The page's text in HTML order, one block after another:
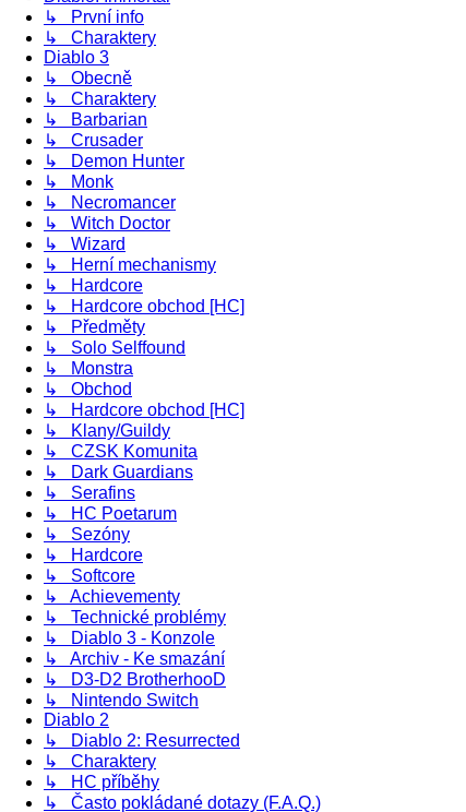
↳ První info
↳ Charaktery
Diablo 3
↳ Obecně
↳ Charaktery
↳ Barbarian
↳ Crusader
↳ Demon Hunter
↳ Monk
↳ Necromancer
↳ Witch Doctor
↳ Wizard
↳ Herní mechanismy
↳ Hardcore
↳ Hardcore obchod [HC]
↳ Předměty
↳ Solo Selffound
↳ Monstra
↳ Obchod
↳ Hardcore obchod [HC]
↳ Klany/Guildy
↳ CZSK Komunita
↳ Dark Guardians
↳ Serafins
↳ HC Poetarum
↳ Sezóny
↳ Hardcore
↳ Softcore
↳ Achievementy
↳ Technické problémy
↳ Diablo 3 - Konzole
↳ Archiv - Ke smazání
↳ D3-D2 BrotherhooD
↳ Nintendo Switch
Diablo 2
↳ Diablo 2: Resurrected
↳ Charaktery
↳ HC příběhy
↳ Často pokládané dotazy (F.A.Q.)